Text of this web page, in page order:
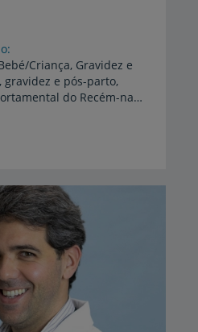
Criança, Gravidez e
gravidez e pós-parto,
Avaliação Neurocomportamental do Recém-nascido, Parentalidade: Acompanhamento psicológico e aconselhamento; Mindfulness nas alterações de Neurodesenvolvimento.